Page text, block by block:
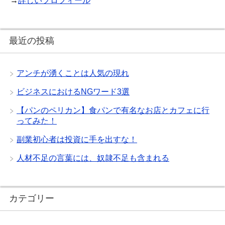
最近の投稿
アンチが湧くことは人気の現れ
ビジネスにおけるNGワード3選
【パンのペリカン】食パンで有名なお店とカフェに行
ってみた！
副業初心者は投資に手を出すな！
人材不足の言葉には、奴隷不足も含まれる
カテゴリー